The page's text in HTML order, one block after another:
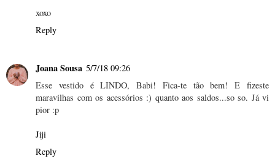
xoxo
Reply
Joana Sousa 5/7/18 09:26
Esse vestido é LINDO, Babi! Fica-te tão bem! E fizeste
maravilhas com os acessórios :) quanto aos saldos...so so. Já vi
pior :p
Jiji
Reply